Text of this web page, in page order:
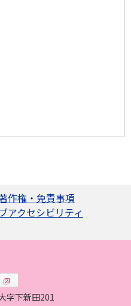
作権・免責事項
アクセシビリティ
字下新田201